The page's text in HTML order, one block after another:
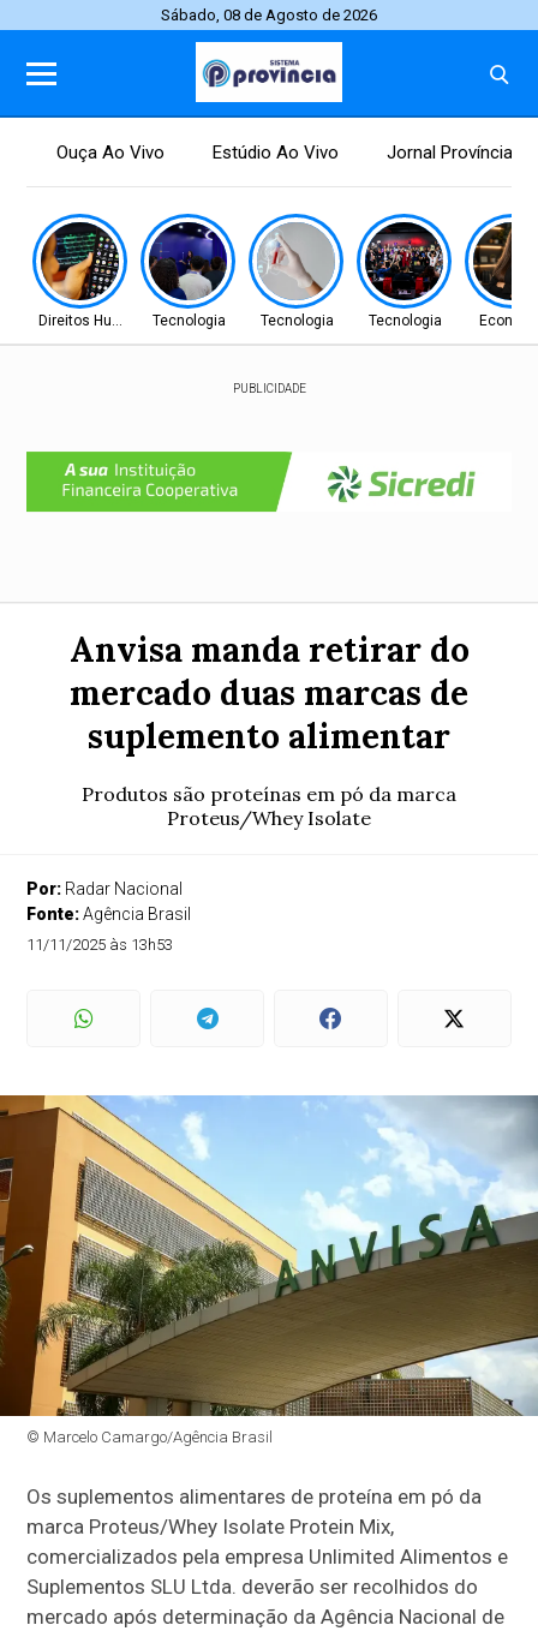
Sábado, 08 de Agosto de 2026
Ouça Ao Vivo Estúdio Ao Vivo Jornal Província
Direitos HumanosTecnologia Tecnologia Tecnologia
PUBLICIDADE
Anvisa manda retirar do
mercado duas marcas de
suplemento alimentar
Produtos são proteínas em pó da marca
Proteus/Whey Isolate
Por: Radar Nacional
Fonte:Agência Brasil
11/11/2025 às 13h53
© Marcelo Camargo/Agência Brasil
Os suplementos alimentares de proteína em pó da
marca Proteus/Whey Isolate Protein Mix,
comercializados pela empresa Unlimited Alimentos e
Suplementos SLU Ltda. deverão ser recolhidos do
mercado após determinação da Agência Nacional de